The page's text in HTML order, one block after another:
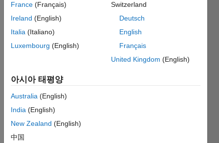
Is it is
modif
y an
ePW
M
t to
do
France (Français)
Ireland (English)
Italia (Italiano)
Luxembourg (English)
Switzerland
Deutsch
English
Français
United Kingdom (English)
아시아 태평양
Australia (English)
India (English)
New Zealand (English)
中国